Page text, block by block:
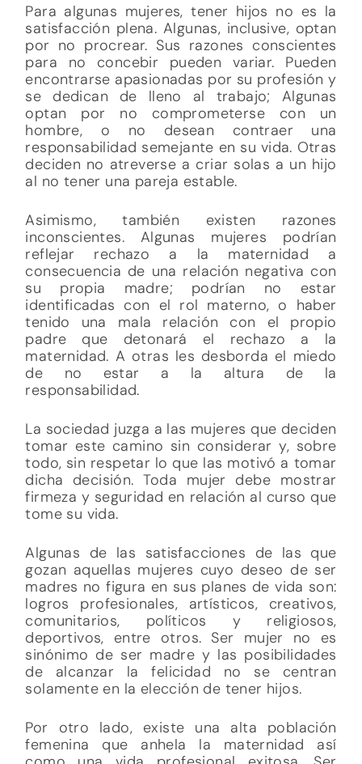
Para algunas mujeres, tener hijos no es la
satisfacción plena. Algunas, inclusive, optan
por no procrear. Sus razones conscientes
para no concebir pueden variar. Pueden
encontrarse apasionadas por su profesión y
se dedican de lleno al trabajo; Algunas
optan por no comprometerse con un
hombre, o no desean contraer una
responsabilidad semejante en su vida. Otras
deciden no atreverse a criar solas a un hijo
al no tener una pareja estable.
Asimismo, también existen razones
inconscientes. Algunas mujeres podrían
reflejar rechazo a la maternidad a
consecuencia de una relación negativa con
su propia madre; podrían no estar
identificadas con el rol materno, o haber
tenido una mala relación con el propio
padre que detonará el rechazo a la
maternidad. A otras les desborda el miedo
de no estar a la altura de la
responsabilidad.
La sociedad juzga a las mujeres que deciden
tomar este camino sin considerar y, sobre
todo, sin respetar lo que las motivó a tomar
dicha decisión. Toda mujer debe mostrar
firmeza y seguridad en relación al curso que
tome su vida.
Algunas de las satisfacciones de las que
gozan aquellas mujeres cuyo deseo de ser
madres no figura en sus planes de vida son:
logros profesionales, artísticos, creativos,
comunitarios, políticos y religiosos,
deportivos, entre otros. Ser mujer no es
sinónimo de ser madre y las posibilidades
de alcanzar la felicidad no se centran
solamente en la elección de tener hijos.
Por otro lado, existe una alta población
femenina que anhela la maternidad así